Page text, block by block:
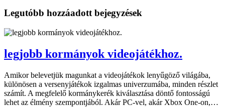
Legutóbb hozzáadott bejegyzések
legjobb kormányok videojátékhoz.
Amikor belevetjük magunkat a videojátékok lenyűgöző világába,
különösen a versenyjátékok izgalmas univerzumába, minden részlet
számít. A megfelelő kormánykerék kiválasztása döntő fontosságú
lehet az élmény szempontjából. Akár PC-vel, akár Xbox One-on,…